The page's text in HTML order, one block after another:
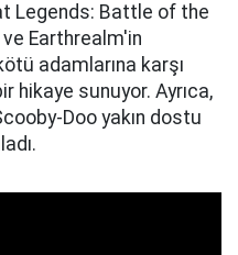
Legends: Battle of the
ve Earthrealm'in
adamlarına karşı
hikaye sunuyor. Ayrıca,
Doo yakın dostu